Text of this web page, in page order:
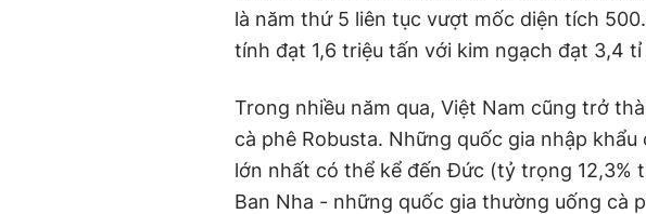
là năm thứ 5 liên tục vượt mốc diện tích
tính đạt 1,6 triệu tấn với kim ngạch đạt 3,4 tỉ
Trong nhiều năm qua, Việt Nam cũng trở
cà phê Robusta. Những quốc gia nhập khẩu
lớn nhất có thể kể đến Đức (tỷ trọng 12,3%
Ban Nha - những quốc gia thường uống cà